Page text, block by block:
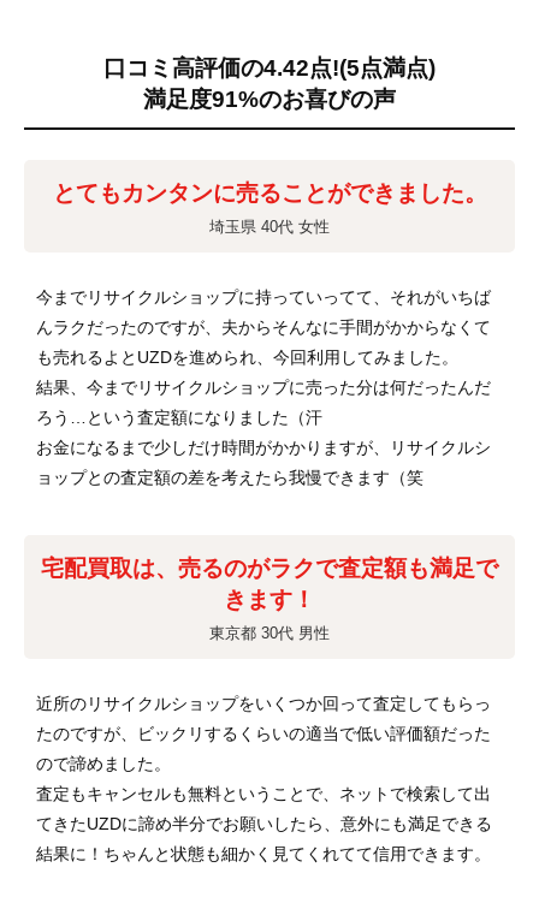
口コミ高評価の4.42点!(5点満点)
満足度91%のお喜びの声
とてもカンタンに売ることができました。
埼玉県 40代 女性
今までリサイクルショップに持っていってて、それがいちば
んラクだったのですが、夫からそんなに手間がかからなくて
も売れるよとUZDを進められ、今回利用してみました。
結果、今までリサイクルショップに売った分は何だったんだ
ろう…という査定額になりました（汗
お金になるまで少しだけ時間がかかりますが、リサイクルシ
ョップとの査定額の差を考えたら我慢できます（笑
宅配買取は、売るのがラクで査定額も満足で
きます！
東京都 30代 男性
近所のリサイクルショップをいくつか回って査定してもらっ
たのですが、ビックリするくらいの適当で低い評価額だった
ので諦めました。
査定もキャンセルも無料ということで、ネットで検索して出
てきたUZDに諦め半分でお願いしたら、意外にも満足できる
結果に！ちゃんと状態も細かく見てくれてて信用できます。